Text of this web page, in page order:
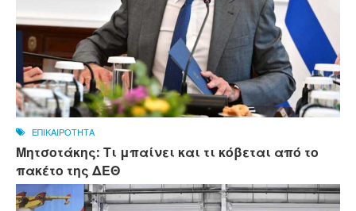
ΕΠΙΚΑΙΡΟΤΗΤΑ
Μητσοτάκης: Τι μπαίνει και τι κόβεται από το
πακέτο της ΔΕΘ